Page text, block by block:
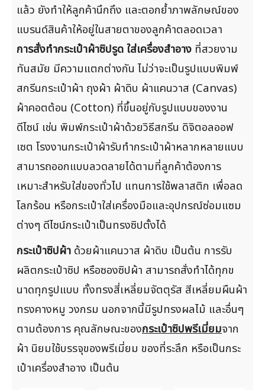
แล้ว ยังทำให้ลูกค้านึกถึง และตอกย้ำภาพลักษณ์ของ
แบรนด์สินค้าให้อยู่ในสายตาของลูกค้าตลอดเวลา
การสั่งทำกระเป๋าผ้าซิปรูด ใส่เครื่องสำอาง ที่สวยงาม
ทันสมัย มีความแตกต่างกัน ไม่ว่าจะเป็นรูปแบบพิมพ์
สกรีนกระเป๋าผ้า ถุงผ้า ผ้าดิบ ผ้าแคนวาส (Canvas)
ผ้าคอตต้อน (Cotton) ที่ขึ้นอยู่กับรูปแบบของงาน
ดีไซน์ เช่น พิมพ์กระเป๋าผ้าด้วยวิธีสกรีน ดิจิตอลออฟ
เซต โรงงานกระเป๋าผ้ารับทำกระเป๋าผ้าหลากหลายแบบ
สามารถออกแบบลวดลายได้ตามที่ลูกค้าต้องการ
เหมาะสำหรับใส่ของทั่วไป แทนการใช้พลาสติก เพื่อลด
โลกร้อน หรือกระเป๋าใส่เครื่องมือและอุปกรณ์ซ่อมแซม
ต่างๆ ดีไซน์กระเป๋าเป็นทรงซิปตั้งได้
กระเป๋าซิปผ้า ด้วยผ้าแคนวาส ผ้าดิบ เป็นต้น การรับ
ผลิตกระเป๋าซิป หรือซองซิปผ้า สามารถสั่งทำได้ทุกข
นาดทุกรูปแบบ ทั้งทรงสี่เหลี่ยมจัตตุรัส สีเหลี่ยมผืนผ้า
ทรงคางหมู วงกรม นอกจากนี้มีรูปทรงผลไม้ และอื่นๆ
ตามต้องการ คุณลักษณะของกระเป๋าซิปพรีเมี่ยมจาก
ผ้า นิยมใช้บรรจุของพรีเมี่ยม ของที่ระลึก หรือเป็นกระ
เป๋าเครื่องสำอาง เป็นต้น